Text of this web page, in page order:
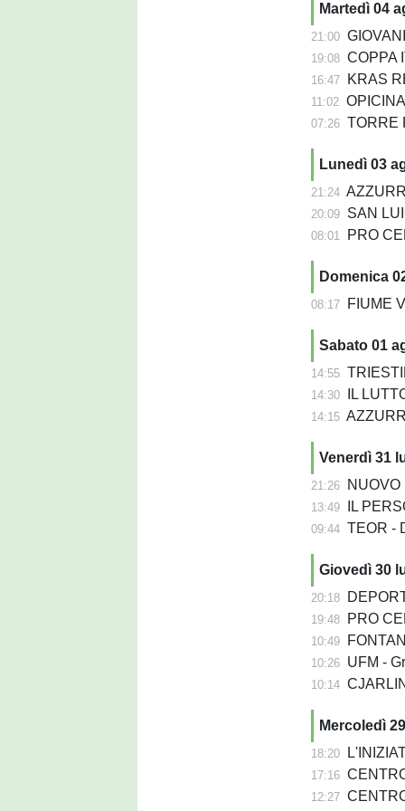
Martedì 04
21:00
19:08 COPPA
16:47 KRAS
11:02
07:26 TORRE
Lunedì 03
21:24
20:09 SAN
08:01 PRO
Domenica
08:17 FIUME
Sabato 01
14:55
14:30 IL
14:15
Venerdì 31
21:26 NUOVO
13:49 IL
09:44 TEOR -
Giovedì 30
20:18
19:48 PRO
10:49
10:26 UFM -
10:14 CJARLINS
Mercoledì
18:20 L'INIZIATIVA -
17:16 CENTRO
12:27 CENTRO